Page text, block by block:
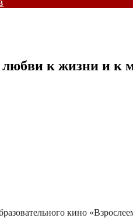
любви к жизни и к
кино